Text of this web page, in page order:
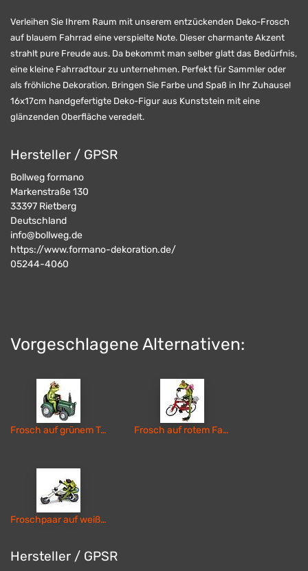
Verleihen Sie Ihrem Raum mit unserem entzückenden Deko-Frosch
auf blauem Fahrrad eine verspielte Note. Dieser charmante Akzent
strahlt pure Freude aus. Da bekommt man selber glatt das Bedürfnis,
eine kleine Fahrradtour zu unternehmen. Perfekt für Sammler oder
als fröhliche Dekoration. Bringen Sie Farbe und Spaß in Ihr Zuhause!
16x17cm handgefertigte Deko-Figur aus Kunststein mit eine
glänzenden Oberfläche veredelt.
Hersteller / GPSR
Bollweg formano
Markenstraße 130
33397 Rietberg
Deutschland
info@bollweg.de
https://www.formano-dekoration.de/
05244-4060
Vorgeschlagene Alternativen:
Frosch auf grünem Traktor Frosch auf rotem Fahrrad
Froschpaar auf weißem Motorrad
Hersteller / GPSR